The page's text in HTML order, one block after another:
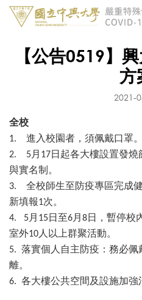
【公告0519】
方
2021-
全校
1. 進入校園者，須佩戴口罩。
2. 5月 17日起各大樓設置發
與實名制。
3. 全校師生至防疫專區完成
新填報1次。
4. 5月 15日至6月 8日，暫停校
室外10 人以上群聚活動。
5. 落實個人自主防疫：務必
離。
6. 各大樓公共空間及設施加強